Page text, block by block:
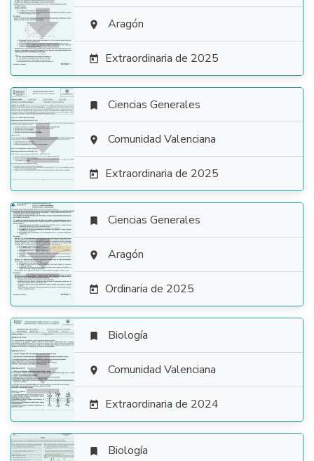
  Aragón
 Extraordinaria de 2025

 Ciencias Generales
 Comunidad Valenciana
 Extraordinaria de 2025

 Ciencias Generales
 Aragón
 Ordinaria de 2025

 Biología
 Comunidad Valenciana
 Extraordinaria de 2024
 Biología